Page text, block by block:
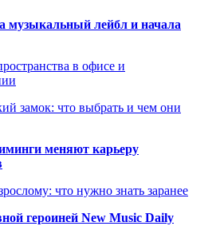
музыкальный лейбл и начала
в офисе и
замок: что выбрать и чем они
меняют карьеру
что нужно знать заранее
героиней New Music Daily